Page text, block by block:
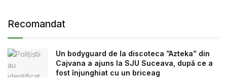
Recomandat
Un bodyguard de la discoteca ”Azteka” din
Cajvana a ajuns la SJU Suceava, după ce a
fost înjunghiat cu un briceag